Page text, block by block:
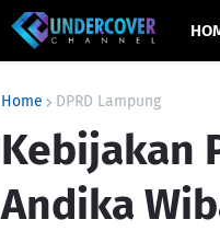
Home DPRD Lampung
Kebijakan
Andika